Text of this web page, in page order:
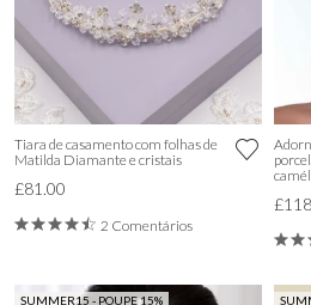
Tiara de casamento com folhas de
Matilda Diamante e cristais
£81.00
2 Comentários
SUMMER15 - POUPE 15%